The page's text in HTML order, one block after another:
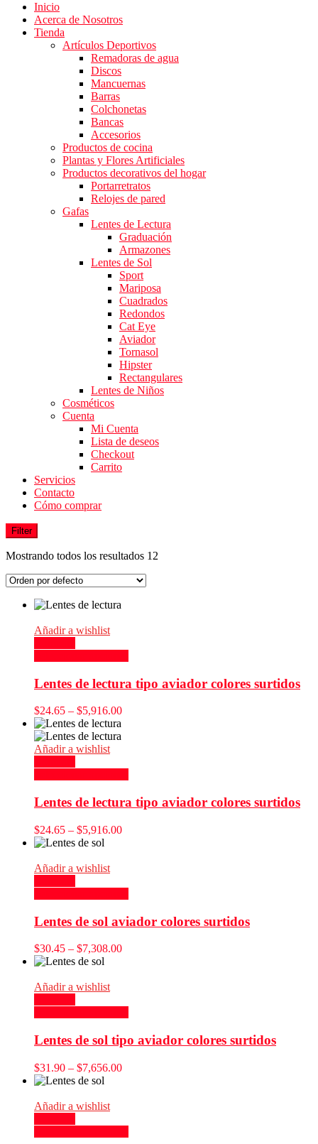
Inicio
Acerca de Nosotros
Tienda
Artículos Deportivos
Remadoras de agua
Discos
Mancuernas
Barras
Colchonetas
Bancas
Accesorios
Productos de cocina
Plantas y Flores Artificiales
Productos decorativos del hogar
Portarretratos
Relojes de pared
Gafas
Lentes de Lectura
Graduación
Armazones
Lentes de Sol
Sport
Mariposa
Cuadrados
Redondos
Cat Eye
Aviador
Tornasol
Hipster
Rectangulares
Lentes de Niños
Cosméticos
Cuenta
Mi Cuenta
Lista de deseos
Checkout
Carrito
Servicios
Contacto
Cómo comprar
Filter
Mostrando todos los resultados 12
Añadir a wishlist
Lentes de lectura tipo aviador colores surtidos
$24.65 – $5,916.00
Añadir a wishlist
Lentes de lectura tipo aviador colores surtidos
$24.65 – $5,916.00
Añadir a wishlist
Lentes de sol aviador colores surtidos
$30.45 – $7,308.00
Añadir a wishlist
Lentes de sol tipo aviador colores surtidos
$31.90 – $7,656.00
Añadir a wishlist